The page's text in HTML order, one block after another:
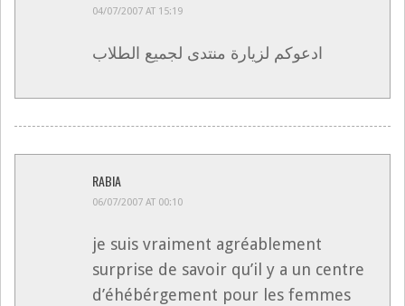
04/07/2007 AT 15:19
ادعوكم لزيارة منتدى لجميع الطلاب
RABIA
06/07/2007 AT 00:10
je suis vraiment agréablement
surprise de savoir qu’il y a un centre
d’éhébérgement pour les femmes